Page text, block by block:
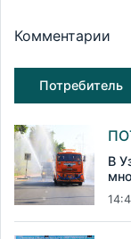
Комментарии
Потребитель
В